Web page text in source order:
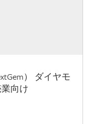
） ダイヤモ
向け